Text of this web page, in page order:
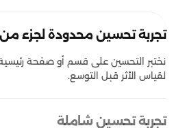
تجربة تحسين محدودة لجزء من
نختبر التحسين على قسم أو صفحة
لقياس الأثر قبل التوسع.
تجربة تحسين شاملة